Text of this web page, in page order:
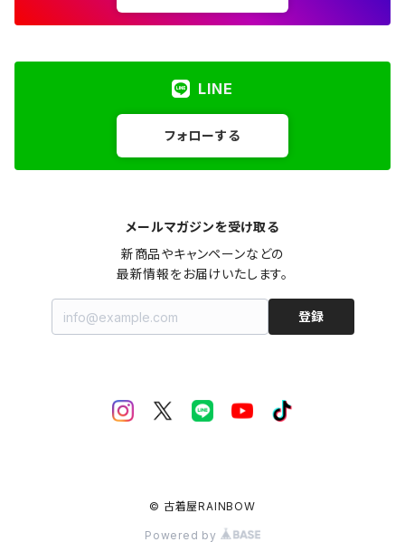
LINE
フォローする
メールマガジンを受け取る
新商品やキャンペーンなどの
最新情報をお届けいたします。
登録
© 古着屋RAINBOW
Powered by